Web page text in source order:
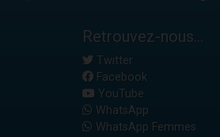
Retrouvez-nous...
Twitter
Facebook
YouTube
WhatsApp
WhatsApp Femmes